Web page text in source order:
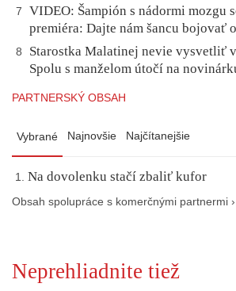
7
VIDEO: Šampión s nádormi mozgu
premiéra: Dajte nám šancu bojovať
8
Starostka Malatinej nevie vysvetliť
Spolu s manželom útočí na
PARTNERSKÝ OBSAH
Vybrané Najnovšie Najčítanejšie
Na dovolenku stačí zbaliť kufor
Obsah spolupráce s komerčnými partnermi ›
Neprehliadnite tiež